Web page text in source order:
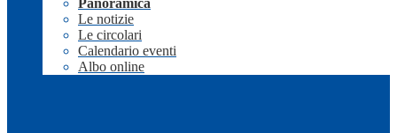
Panoramica
Le notizie
Le circolari
Calendario eventi
Albo online